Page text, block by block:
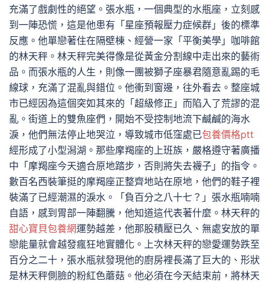
充滿了戲劇性的絕望。張水瓶，一個典型的水瓶座，立刻感
到一陣恐慌，這是他患有「星座預報壓力症候群」後的標準
反應。他單戀著住在隔壁棟、經營一家「平衡美學」咖啡館
的林天秤。林天秤完美得像是從黃金分割線中走出來的藝術
品。而張水瓶的人生，則像一團被獅子座暴君隨意亂踢的毛
線球，充滿了混亂與錯位。他衝到窗邊，往外看去。整座城
市已經因為這個突如其來的「超級修正」而陷入了荒謬的混
亂。街道上的雙魚座們，開始不受控制地流下鹹鹹的海水
淚，他們無法停止地哭泣，導致城市低窪處已包養價格ptt
經形成了小型潟湖。那些摩羯座的上班族，嚴格遵守著廣播
中「摩羯座今天適合原地踏步，否則將失去襪子」的指令。
數百名西裝筆挺的摩羯座正整齊地站在原地，他們的鞋子裡
裝滿了已經潮濕的淚水。「負百分之八十七？」張水瓶喃喃
自語，感到胃部一陣翻騰，他知道這代表著什麼。林天秤的
甜心寶貝包養網運勢越差，他那股積壓已久、無處安放的單
戀能量就會越發瘋狂地實體化。上次林天秤的戀愛運勢跌至
百分之二十，張水瓶就發現他的廚房裡長滿了巨大的、形狀
是林天秤側臉的粉紅色蘑菇。他必須在今天結束前，將林天